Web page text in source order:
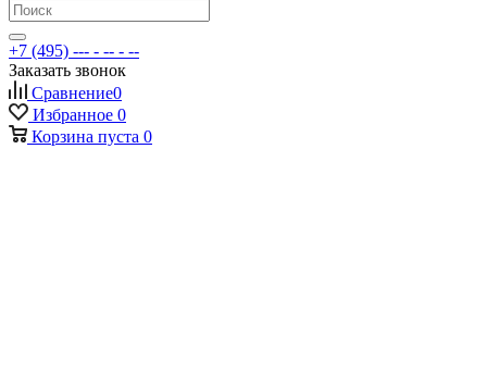
+7 (495) --- - -- - --
Заказать звонок
Сравнение0
Избранное 0
Корзина пуста 0